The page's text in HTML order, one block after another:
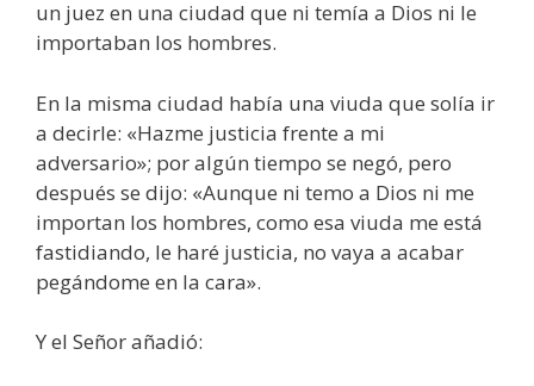
un juez en una ciudad que ni temía a Dios ni le
importaban los hombres.
En la misma ciudad había una viuda que solía ir
a decirle: «Hazme justicia frente a mi
adversario»; por algún tiempo se negó, pero
después se dijo: «Aunque ni temo a Dios ni me
importan los hombres, como esa viuda me está
fastidiando, le haré justicia, no vaya a acabar
pegándome en la cara».
Y el Señor añadió: